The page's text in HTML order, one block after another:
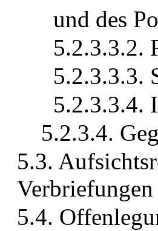
und des
5.2.3.3.2.
5.2.3.3.3.
5.2.3.3.4.
5.2.3.4.
5.3.
Verbriefungen
5.4.